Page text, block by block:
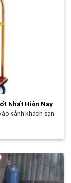
Nhất Hiện Nay
sảnh khách sạn